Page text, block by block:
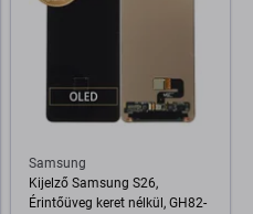
Samsung
Kijelző Samsung S26,
Érintőüveg keret nélkül, GH82-